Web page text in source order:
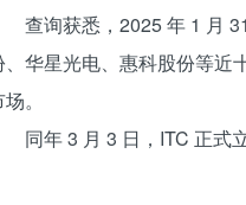
查询获悉，2025 年 1 月
、华星光电、惠科股份等近
。
同年 3 月 3 日，ITC 正式